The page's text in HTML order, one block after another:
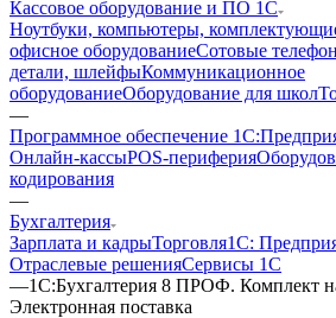
Кассовое оборудование и ПО 1С
Ноутбуки, компьютеры,
офисное оборудованиеСотовые
детали, шлейфыКоммуникационное
оборудованиеОборудование для школ
—
Программное обеспечение
Онлайн-кассыPOS-периферия
кодирования
—
Бухгалтерия
Зарплата и кадрыТорговля1C:
Отраслевые решенияСервисы 1С
—1С:Бухгалтерия 8 ПРОФ. Комплект
Электронная поставка